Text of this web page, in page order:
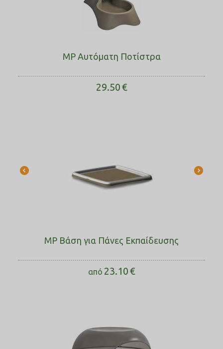
MP Αυτόματη Ποτίστρα
29.50€
MP Βάση για Πάνες Εκπαίδευσης
από 23.10€